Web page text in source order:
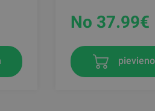
No 37.99€